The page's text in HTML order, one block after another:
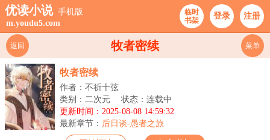
优读小说 手机版
m.youdu5.com
临时
书架
登录 注册
牧者密续
返回 菜单
牧者密续
作者：不祈十弦
类别：二次元
状态：连载中
更新时间：2025-08-08 14:59:32
最新章节： 后日谈-愚者之旅